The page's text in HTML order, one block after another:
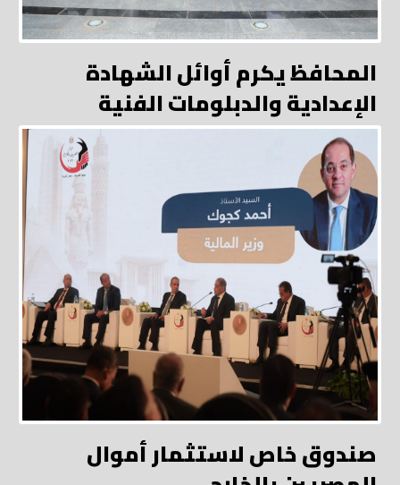
المحافظ يكرم أوائل الشهادة
الإعدادية والدبلومات الفنية
صندوق خاص لاستثمار أموال